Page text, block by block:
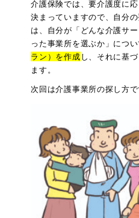
介護保険では、要介護度に
決まっていますので、自分
は、自分が「どんな介護サ
った事業所を選ぶか」につ
ラン）を作成し、それに基
ます。
次回は介護事業所の探し方で